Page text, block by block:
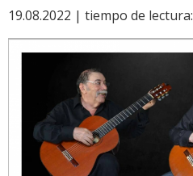
19.08.2022 | tiempo de lectura: